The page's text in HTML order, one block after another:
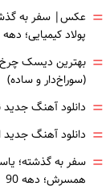
= عکس| سفر به
پولاد کیمیایی؛ دهه 60
= بهترین دیسک چرخ
(سوراخ‌دار و ساده)
= دانلود آهنگ جدید
= دانلود آهنگ
= سفر به گذشته؛
همسرش؛ دهه 90